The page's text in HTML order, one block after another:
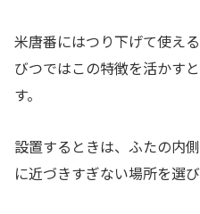
米唐番にはつり下げて使え
びつではこの特徴を活かす
す。
設置するときは、ふたの内
に近づきすぎない場所を選び